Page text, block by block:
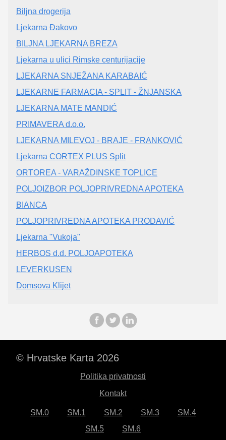
Biljna drogerija
Ljekarna Đakovo
BILJNA LJEKARNA BREZA
Ljekarna u ulici Rimske centurijacije
LJEKARNA SNJEŽANA KARABAIĆ
LJEKARNE FARMACIA - SPLIT - ŽNJANSKA
LJEKARNA MATE MANDIĆ
PRIMAVERA d.o.o.
LJEKARNA MILEVOJ - BRAJE - FRANKOVIĆ
Ljekarna CORTEX PLUS Split
ORTOREA - VARAŽDINSKE TOPLICE
POLJOIZBOR POLJOPRIVREDNA APOTEKA
BIANCA
POLJOPRIVREDNA APOTEKA PRODAVIĆ
Ljekarna "Vukoja"
HERBOS d.d. POLJOAPOTEKA
LEVERKUSEN
Domsova Klijet
© Hrvatske Karta 2026
Politika privatnosti
Kontakt
SM.0 SM.1 SM.2 SM.3
SM.4
SM.5
SM.6